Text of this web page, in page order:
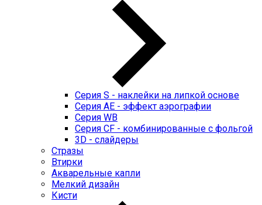
Серия S - наклейки на липкой основе
Серия AE - эффект аэрографии
Серия WB
Серия CF - комбинированные с фольгой
3D - слайдеры
Стразы
Втирки
Акварельные капли
Мелкий дизайн
Кисти